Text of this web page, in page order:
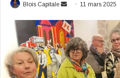
Blois Capitale
Envoyer
courriel
11 mars 2025